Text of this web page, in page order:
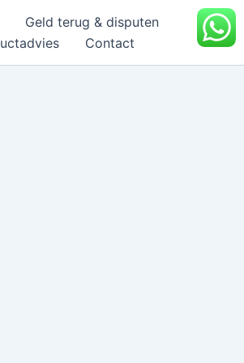
Geld terug & disputen
Contact